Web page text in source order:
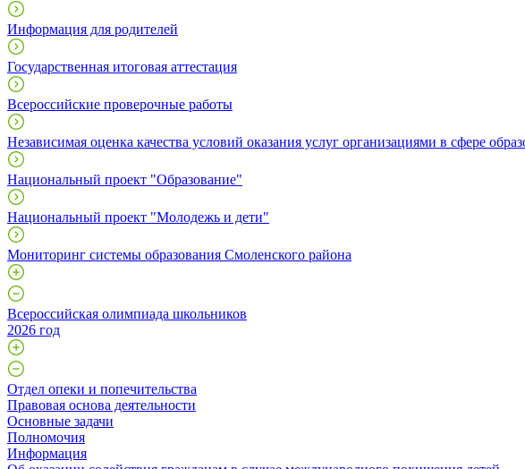
Информация для родителей
Государственная итоговая аттестация
Всероссийские проверочные работы
Независимая оценка качества условий оказания услуг организациями в сфере
Национальный проект "Образование"
Национальный проект "Молодежь и дети"
Мониторинг системы образования Смоленского района
Всероссийская олимпиада школьников
2026 год
Отдел опеки и попечительства
Правовая основа деятельности
Основные задачи
Полномочия
Информация